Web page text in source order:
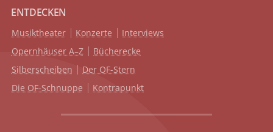
ENTDECKEN
Musiktheater Konzerte
Interviews
Opernhäuser A–Z
Bücherecke
Silberscheiben
Der OF-Stern
Die OF-Schnuppe
Kontrapunkt